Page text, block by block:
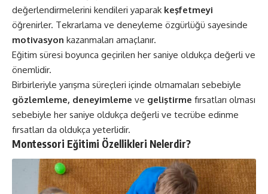
değerlendirmelerini kendileri yaparak keşfetmeyi
öğrenirler. Tekrarlama ve deneyleme özgürlüğü sayesinde
motivasyon kazanmaları amaçlanır.
Eğitim süresi boyunca geçirilen her saniye oldukça değerli ve
önemlidir.
Birbirleriyle yarışma süreçleri içinde olmamaları sebebiyle
gözlemleme, deneyimleme ve geliştirme fırsatları olması
sebebiyle her saniye oldukça değerli ve tecrübe edinme
fırsatları da oldukça yeterlidir.
Montessori Eğitimi Özellikleri Nelerdir?